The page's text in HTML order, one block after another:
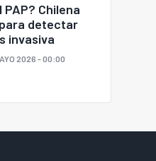
Chilena
detectar
invasiva
2026 - 00:00